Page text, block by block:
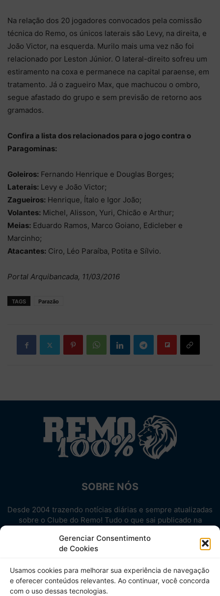
Gerenciar Consentimento
de Cookies
Usamos cookies para melhorar sua experiência de navegação
e oferecer conteúdos relevantes. Ao continuar, você concorda
com o uso dessas tecnologias.
Na relação dos 20 jogadores convocados pela comissão
técnica do Remo, os únicos laterais são Levy, na direita, e
João Victor, na esquerda. Murilo mais uma vez não foi
relacionado por Leston Júnior. O lateral-direito sofreu um
estiramento na coxa e permanece na capital paraense, em
tratamento. Já o zagueiro Max, que machucou o ombro,
segue afastado do grupo e sem previsão de retorno aos
gramados.
Confira a lista dos relacionados para o jogo contra o
Paragominas:
Goleiros: Fernando Henrique e Douglas Borges;
Laterais: Levy e João Victor;
Zagueiros: Henrique, Ítalo e Igor João;
Volantes: Michel, Alisson, Yuri, Chicão e Arthur;
Meias: Eduardo Ramos, Marco Goiano, Edicleber e
Marcinho;
Atacantes: Ciro, Léo Paraíba, Potita e Sílvio.
Portal Arquibancada, 11/03/2016
TAGS Parazão
SOBRE NÓS
Desde 2004 trazendo notícias diárias e sempre atualizadas
sobre o Clube do Remo! Tudo o que sai publicado na
Aproveite! Site não-oficial.
SIGA-NOS